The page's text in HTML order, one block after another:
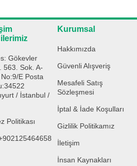
Gökevler
563. Sok. A-
E Posta
/ İstanbul /
Politikası
Kurumsal
Hakkımızda
Güvenli Alışveriş
Mesafeli Satış
Sözleşmesi
İptal & İade Koşulları
Gizlilik Politikamız
İletişim
İnsan Kaynakları